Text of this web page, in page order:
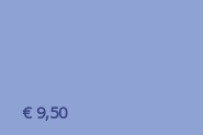
€ 9,50